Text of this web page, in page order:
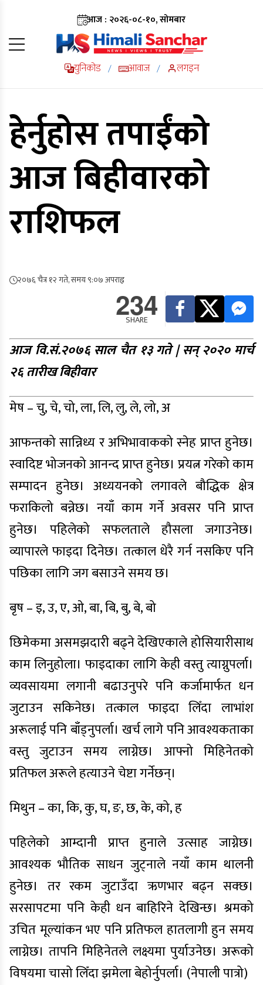
आज : २०२६-०८-१०, सोमबार
युनिकोड / आवाज / लगइन
हेर्नुहोस तपाईंको
आज बिहीवारको
राशिफल
२०७६ चैत्र १२ गते, समय ९:०७ अपराह्न
234
SHARE
आज वि.सं.२०७६ साल चैत १३ गते | सन् २०२० मार्च
२६ तारीख बिहीवार
मेष – चु, चे, चो, ला, लि, लु, ले, लो, अ
आफन्तको सान्निध्य र अभिभावाकको स्नेह प्राप्त हुनेछ।
स्वादिष्ट भोजनको आनन्द प्राप्त हुनेछ। प्रयत्न गरेको काम
सम्पादन हुनेछ। अध्ययनको लगावले बौद्धिक क्षेत्र
फराकिलो बन्नेछ। नयाँ काम गर्ने अवसर पनि प्राप्त
हुनेछ। पहिलेको सफलताले हौसला जगाउनेछ।
व्यापारले फाइदा दिनेछ। तत्काल धेरै गर्न नसकिए पनि
पछिका लागि जग बसाउने समय छ।
बृष – इ, उ, ए, ओ, बा, बि, बु, बे, बो
छिमेकमा असमझदारी बढ्ने देखिएकाले होसियारीसाथ
काम लिनुहोला। फाइदाका लागि केही वस्तु त्याग्नुपर्ला।
व्यवसायमा लगानी बढाउनुपरे पनि कर्जामार्फत धन
जुटाउन सकिनेछ। तत्काल फाइदा लिँदा लाभांश
अरूलाई पनि बाँड्नुपर्ला। खर्च लागे पनि आवश्यकताका
वस्तु जुटाउन समय लाग्नेछ। आफ्नो मिहिनेतको
प्रतिफल अरूले हत्याउने चेष्टा गर्नेछन्।
मिथुन – का, कि, कु, घ, ङ, छ, के, को, ह
पहिलेको आम्दानी प्राप्त हुनाले उत्साह जाग्नेछ।
आवश्यक भौतिक साधन जुट्नाले नयाँ काम थालनी
हुनेछ। तर रकम जुटाउँदा ऋणभार बढ्न सक्छ।
सरसापटमा पनि केही धन बाहिरिने देखिन्छ। श्रमको
उचित मूल्यांकन भए पनि प्रतिफल हातलागी हुन समय
लाग्नेछ। तापनि मिहिनेतले लक्ष्यमा पुर्याउनेछ। अरूको
विषयमा चासो लिँदा झमेला बेहोर्नुपर्ला। (नेपाली पात्रो)